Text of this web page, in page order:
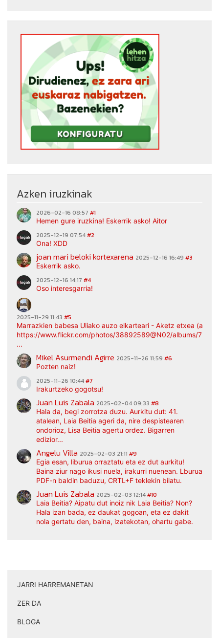
Azken iruzkinak
2026-02-16 08:57 #1
Hemen gure iruzkina! Eskerrik asko! Aitor
2025-12-19 07:54#2
Ona! XDD
joan mari beloki kortexarena 2025-12-16 16:49 #3
Eskerrik asko.
2025-12-16 14:17 #4
Oso interesgarria!
2025-11-29 11:43 #5
Marrazkien babesa Uliako auzo elkarteari - Aketz etxea
https://www.flickr.com/photos/38892589@N02/albums/
...
Mikel Asurmendi Agirre 2025-11-26 11:59 #6
Pozten naiz!
2025-11-26 10:44#7
Irakurtzeko gogotsu!
Juan Luis Zabala 2025-02-04 09:33 #8
Hala da, begi zorrotza duzu. Aurkitu dut: 41.
atalean, Laia Beitia ageri da, nire despistearen
ondorioz, Lisa Beitia agertu ordez. Bigarren
edizior...
Angelu Villa 2025-02-03 21:11 #9
Egia esan, liburua orraztatu eta ez dut aurkitu!
Baina ziur nago ikusi nuela, irakurri nuenean. Lburua
PDF-n baldin baduzu, CRTL+F teklekin bilatu.
Juan Luis Zabala 2025-02-03 12:14#10
Laia Beitia? Aipatu dut inoiz nik Laia Beitia? Non?
Hala izan bada, ez daukat gogoan, eta ez dakit
nola gertatu den, baina, izatekotan, ohartu gabe.
JARRI HARREMANETAN
ZER DA
BLOGA